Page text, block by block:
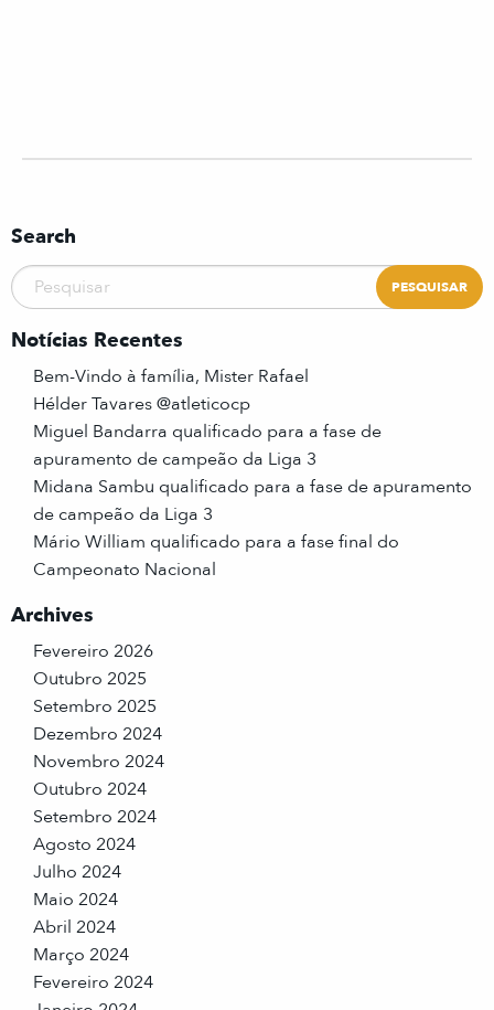
Search
Notícias Recentes
Bem-Vindo à família, Mister Rafael
Hélder Tavares @atleticocp
Miguel Bandarra qualificado para a fase de
apuramento de campeão da Liga 3
Midana Sambu qualificado para a fase de apuramento
de campeão da Liga 3
Mário William qualificado para a fase final do
Campeonato Nacional
Archives
Fevereiro 2026
Outubro 2025
Setembro 2025
Dezembro 2024
Novembro 2024
Outubro 2024
Setembro 2024
Agosto 2024
Julho 2024
Maio 2024
Abril 2024
Março 2024
Fevereiro 2024